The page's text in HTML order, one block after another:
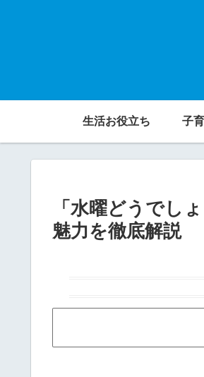
生活お役立ち 子
「水曜どうでし
魅力を徹底解説